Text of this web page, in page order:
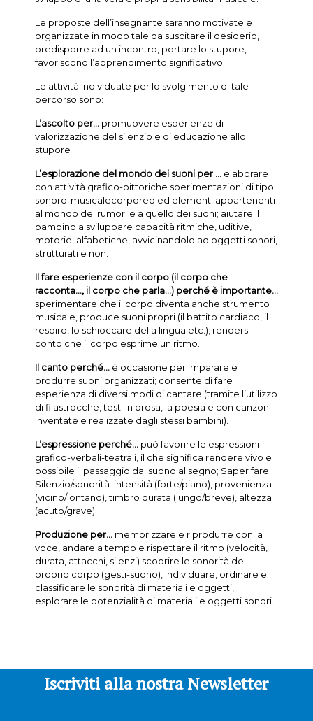
Le proposte dell’insegnante saranno motivate e
organizzate in modo tale da suscitare il desiderio,
predisporre ad un incontro, portare lo stupore,
favoriscono l’apprendimento significativo.
Le attività individuate per lo svolgimento di tale
percorso sono:
L’ascolto per... promuovere esperienze di
valorizzazione del silenzio e di educazione allo
stupore
L’esplorazione del mondo dei suoni per ... elaborare
con attività grafico-pittoriche sperimentazioni di tipo
sonoro-musicalecorporeo ed elementi appartenenti
al mondo dei rumori e a quello dei suoni; aiutare il
bambino a sviluppare capacità ritmiche, uditive,
motorie, alfabetiche, avvicinandolo ad oggetti sonori,
strutturati e non.
Il fare esperienze con il corpo (il corpo che
racconta..., il corpo che parla...) perché è importante...
sperimentare che il corpo diventa anche strumento
musicale, produce suoni propri (il battito cardiaco, il
respiro, lo schioccare della lingua etc.); rendersi
conto che il corpo esprime un ritmo.
Il canto perché...è occasione per imparare e
produrre suoni organizzati; consente di fare
esperienza di diversi modi di cantare (tramite l’utilizzo
di filastrocche, testi in prosa, la poesia e con canzoni
inventate e realizzate dagli stessi bambini).
L’espressione perché...può favorire le espressioni
grafico-verbali-teatrali, il che significa rendere vivo e
possibile il passaggio dal suono al segno; Saper fare
Silenzio/sonorità: intensità (forte/piano), provenienza
(vicino/lontano), timbro durata (lungo/breve), altezza
(acuto/grave).
Produzione per...memorizzare e riprodurre con la
voce, andare a tempo e rispettare il ritmo (velocità,
durata, attacchi, silenzi) scoprire le sonorità del
proprio corpo (gesti-suono), Individuare, ordinare e
classificare le sonorità di materiali e oggetti,
esplorare le potenzialità di materiali e oggetti sonori.
Iscriviti alla nostra Newsletter